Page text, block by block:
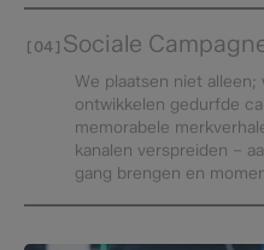
[04] Sociale
We plaatsen niet
ontwikkelen gedurfde
memorabele
kanalen verspreiden –
gang brengen en